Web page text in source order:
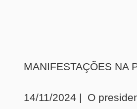
MANIFESTAÇÕES NA
14/11/2024 | O